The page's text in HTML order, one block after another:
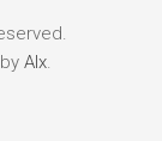
Alx.